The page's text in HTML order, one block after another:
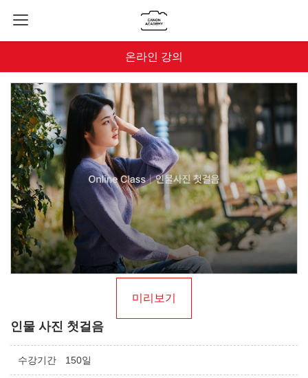
온라인 강의
미리보기
인물 사진 첫걸음
수강기간 150일